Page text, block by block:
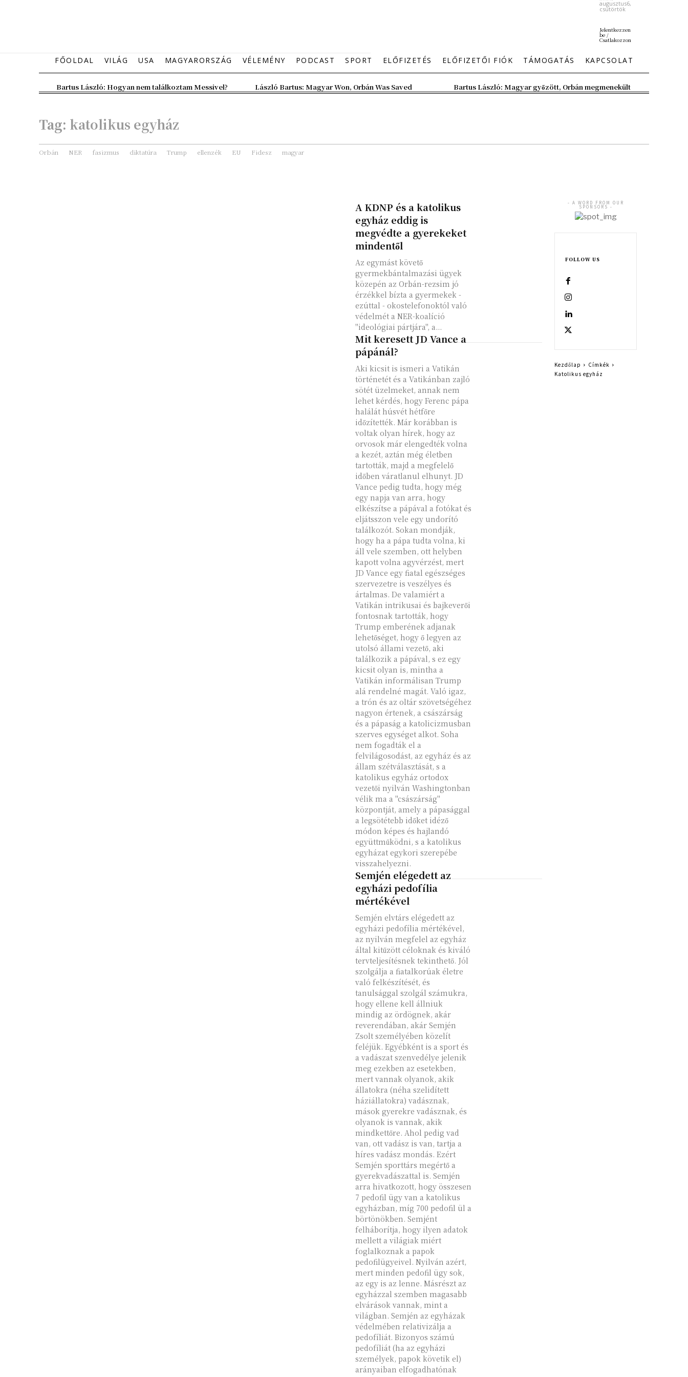
augusztus6,
csütörtök
Jelentkezzen
be /
Csatlakozzon
FŐOLDAL VILÁG USA MAGYARORSZÁG VÉLEMÉNY PODCAST SPORT ELŐFIZETÉS ELŐFIZETŐI FIÓK TÁMOGATÁS KAPCSOLAT
Bartus László: Hogyan nem találkoztam Messivel? László Bartus: Magyar Won, Orbán Was Saved Bartus László: Magyar győzött, Orbán megmenekült
Tag: katolikus egyház
Orbán NER fasizmus diktatúra Trump ellenzék EU Fidesz magyar
A KDNP és a katolikus
egyház eddig is
megvédte a gyerekeket
mindentől
Az egymást követő
gyermekbántalmazási ügyek
közepén az Orbán-rezsim jó
érzékkel bízta a gyermekek -
ezúttal - okostelefonoktól való
védelmét a NER-koalíció
"ideológiai pártjára", a...
Mit keresett JD Vance a
pápánál?
Aki kicsit is ismeri a Vatikán
történetét és a Vatikánban zajló
sötét üzelmeket, annak nem
lehet kérdés, hogy Ferenc pápa
halálát húsvét hétfőre
időzítették. Már korábban is
voltak olyan hírek, hogy az
orvosok már elengedték volna
a kezét, aztán még életben
tartották, majd a megfelelő
időben váratlanul elhunyt. JD
Vance pedig tudta, hogy még
egy napja van arra, hogy
elkészítse a pápával a fotókat és
eljátsszon vele egy undorító
találkozót. Sokan mondják,
hogy ha a pápa tudta volna, ki
áll vele szemben, ott helyben
kapott volna agyvérzést, mert
JD Vance egy fiatal egészséges
szervezetre is veszélyes és
ártalmas. De valamiért a
Vatikán intrikusai és bajkeverői
fontosnak tartották, hogy
Trump emberének adjanak
lehetőséget, hogy ő legyen az
utolsó állami vezető, aki
találkozik a pápával, s ez egy
kicsit olyan is, mintha a
Vatikán informálisan Trump
alá rendelné magát. Való igaz,
a trón és az oltár szövetségéhez
nagyon értenek, a császárság
és a pápaság a katolicizmusban
szerves egységet alkot. Soha
nem fogadták el a
felvilágosodást, az egyház és az
állam szétválasztását, s a
katolikus egyház ortodox
vezetői nyilván Washingtonban
vélik ma a "császárság"
központját, amely a pápasággal
a legsötétebb időket idéző
módon képes és hajlandó
együttműködni, s a katolikus
egyházat egykori szerepébe
visszahelyezni.
Semjén elégedett az
egyházi pedofília
mértékével
Semjén elvtárs elégedett az
egyházi pedofília mértékével,
az nyilván megfelel az egyház
által kitűzött céloknak és kiváló
tervteljesítésnek tekinthető. Jól
szolgálja a fiatalkorúak életre
való felkészítését, és
tanulsággal szolgál számukra,
hogy ellene kell állniuk
mindig az ördögnek, akár
reverendában, akár Semjén
Zsolt személyében közelít
feléjük. Egyébként is a sport és
a vadászat szenvedélye jelenik
meg ezekben az esetekben,
mert vannak olyanok, akik
állatokra (néha szelidített
háziállatokra) vadásznak,
mások gyerekre vadásznak, és
olyanok is vannak, akik
mindkettőre. Ahol pedig vad
van, ott vadász is van, tartja a
híres vadász mondás. Ezért
Semjén sporttárs megértő a
gyerekvadászattal is. Semjén
arra hivatkozott, hogy összesen
7 pedofil ügy van a katolikus
egyházban, míg 700 pedofil ül a
börtönökben. Semjént
felháborítja, hogy ilyen adatok
mellett a világiak miért
foglalkoznak a papok
pedofilügyeivel. Nyilván azért,
mert minden pedofil ügy sok,
az egy is az lenne. Másrészt az
egyházzal szemben magasabb
elvárások vannak, mint a
világban. Semjén az egyházak
védelmében relativizálja a
pedofíliát. Bizonyos számú
pedofíliát (ha az egyházi
személyek, papok követik el)
arányaiban elfogadhatónak
- A WORD FROM OUR
SPONSORS -
FOLLOW US
Kezdőlap
Címkék
Katolikus egyház